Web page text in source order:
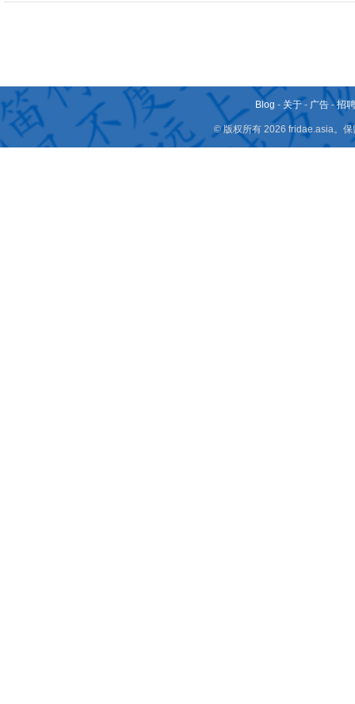
Blog - 关于 - 广告 -招
© 版权所有 2026 fridae.asia。